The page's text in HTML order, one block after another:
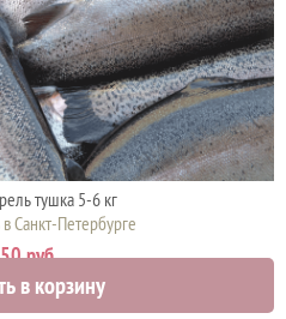
тушка 5-6 кг
Санкт-Петербурге
руб.
в корзину